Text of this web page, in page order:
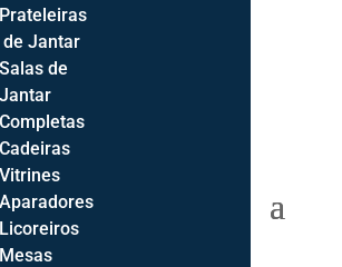
Prateleiras
de Jantar
Salas de
Jantar
Completas
Cadeiras
Vitrines
Aparadores
Licoreiros
Mesas